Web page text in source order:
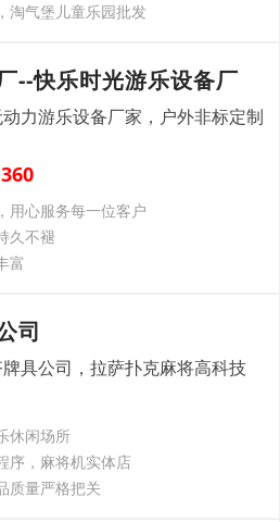
淘气堡儿童乐园批发
--快乐时光游乐设备厂
力游乐设备厂家，户外非标定制
用心服务每一位客户
久不褪
富
司
具公司，拉萨扑克麻将高科技
休闲场所
序，麻将机实体店
质量严格把关